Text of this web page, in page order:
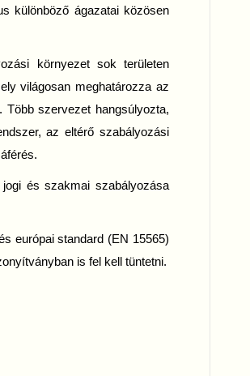
különböző ágazatai közösen
környezet sok területen
világosan meghatározza az
szervezet hangsúlyozta,
az eltérő szabályozási
és szakmai szabályozása
európai standard (EN 15565)
is fel kell tüntetni.